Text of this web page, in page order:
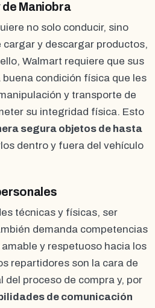
Maniobra
no solo conducir, sino
y descargar productos,
Walmart requiere que sus
condición física que les
y transporte de
su integridad física. Esto
segura objetos de hasta
dentro y fuera del vehículo
técnicas y físicas, ser
demanda competencias
y respetuoso hacia los
repartidores son la cara de
del proceso de compra y, por
de comunicación